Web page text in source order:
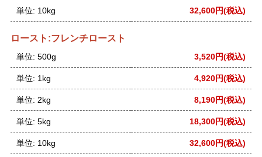
単位: 10kg 32,600円(税込)
ロースト:フレンチロースト
単位: 500g 3,520円(税込)
単位: 1kg 4,920円(税込)
単位: 2kg 8,190円(税込)
単位: 5kg 18,300円(税込)
単位: 10kg 32,600円(税込)